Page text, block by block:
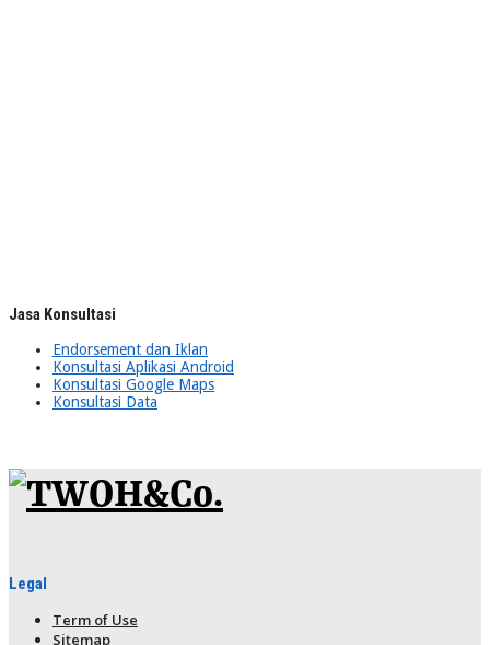
Jasa Konsultasi
Endorsement dan Iklan
Konsultasi Aplikasi Android
Konsultasi Google Maps
Konsultasi Data
Legal
Term of Use
Sitemap